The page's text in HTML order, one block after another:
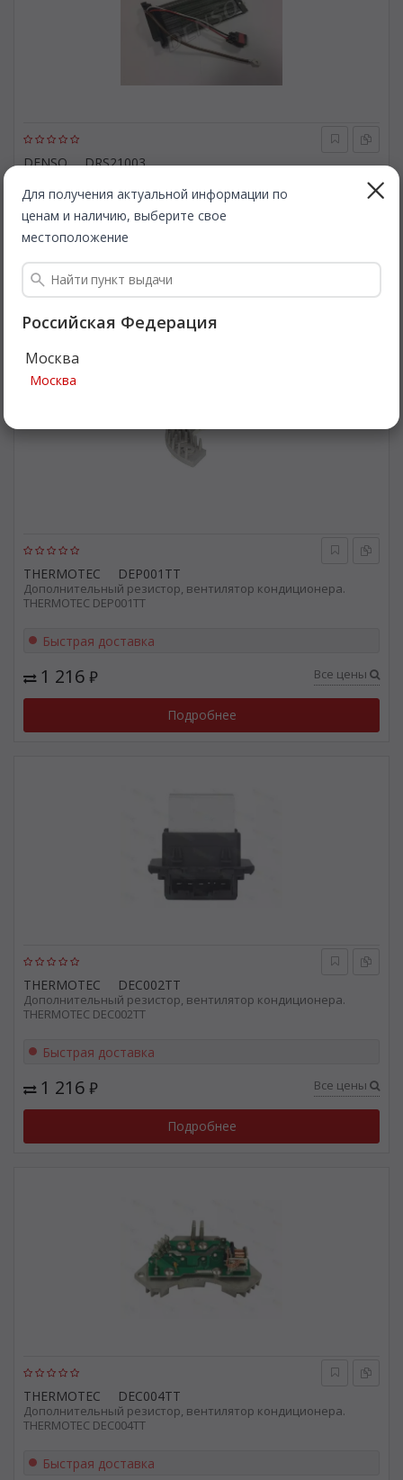
Для получения актуальной информации по
ценам и наличию, выберите свое
местоположение
Российская Федерация
Москва
Москва
DENSO DRS21003
DENSO DRS21003
1 088₽ Все цены
Подробнее
THERMOTEC DEP001TT
Дополнительный резистор, вентилятор кондиционера.
THERMOTEC DEP001TT
Интересная цена
Быстрая доставка
1 216 ₽ Все цены
Подробнее
THERMOTEC DEC002TT
Дополнительный резистор, вентилятор кондиционера.
THERMOTEC DEC002TT
Быстрая доставка
1 216 ₽ Все цены
Подробнее
THERMOTEC DEC004TT
Дополнительный резистор, вентилятор кондиционера.
THERMOTEC DEC004TT
Быстрая доставка